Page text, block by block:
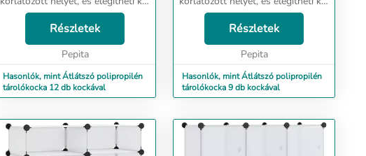
különféle tárolási igényeit.
Praktikus anyag: A tároló
polipropilén műanyag panelekből
Részletek
Pepita
Hasonlók, mint Átlátszó polipropilén
tárolókocka 12 db kockával
különféle tárolási igényeit.
Praktikus anyag: A tároló
polipropilén műanyag panelekből
Részletek
Pepita
Hasonlók, mint Átlátszó polipropilén
tárolókocka 9 db kockával